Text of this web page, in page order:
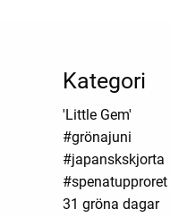
Kategori
'Little Gem'
#grönajuni
#japanskskjorta
#spenatupproret
31 gröna dagar